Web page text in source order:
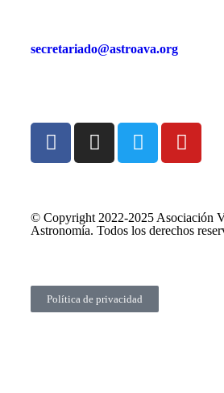
secretariado@astroava.org
© Copyright 2022-2025 Asociación
Astronomía. Todos los derechos
Política de privacidad